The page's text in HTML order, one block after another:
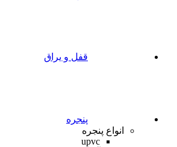
قفل و یراق
پنجره
انواع پنجره
upvc